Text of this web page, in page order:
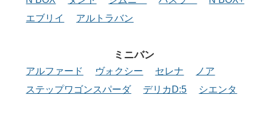
エブリイ
アルトラバン
ミニバン
アルファード ヴォクシー セレナ
ノア
ステップワゴンスパーダ
デリカD:5 シエンタ